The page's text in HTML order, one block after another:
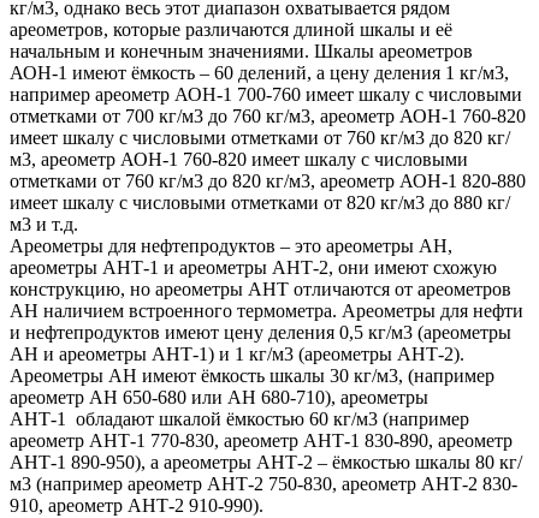
кг/м3, однако весь этот диапазон охватывается рядом
ареометров, которые различаются длиной шкалы и её
начальным и конечным значениями. Шкалы ареометров
АОН-1 имеют ёмкость – 60 делений, а цену деления 1 кг/м3,
например ареометр АОН-1 700-760 имеет шкалу с числовыми
отметками от 700 кг/м3 до 760 кг/м3, ареометр АОН-1 760-820
имеет шкалу с числовыми отметками от 760 кг/м3 до 820 кг/
м3, ареометр АОН-1 760-820 имеет шкалу с числовыми
отметками от 760 кг/м3 до 820 кг/м3, ареометр АОН-1 820-880
имеет шкалу с числовыми отметками от 820 кг/м3 до 880 кг/
м3 и т.д.
Ареометры для нефтепродуктов – это ареометры АН,
ареометры АНТ-1 и ареометры АНТ-2, они имеют схожую
конструкцию, но ареометры АНТ отличаются от ареометров
АН наличием встроенного термометра. Ареометры для нефти
и нефтепродуктов имеют цену деления 0,5 кг/м3 (ареометры
АН и ареометры АНТ-1) и 1 кг/м3 (ареометры АНТ-2).
Ареометры АН имеют ёмкость шкалы 30 кг/м3, (например
ареометр АН 650-680 или АН 680-710), ареометры
АНТ-1 обладают шкалой ёмкостью 60 кг/м3 (например
ареометр АНТ-1 770-830, ареометр АНТ-1 830-890, ареометр
АНТ-1 890-950), а ареометры АНТ-2 – ёмкостью шкалы 80 кг/
м3 (например ареометр АНТ-2 750-830, ареометр АНТ-2 830-
910, ареометр АНТ-2 910-990).